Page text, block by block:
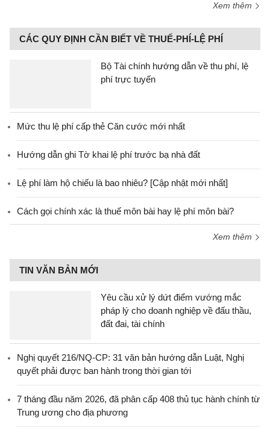
Xem thêm
CÁC QUY ĐỊNH CẦN BIẾT VỀ THUẾ-PHÍ-LỆ PHÍ
Bộ Tài chính hướng dẫn về thu phí, lệ
phí trực tuyến
Mức thu lệ phí cấp thẻ Căn cước mới nhất
Hướng dẫn ghi Tờ khai lệ phí trước bạ nhà đất
Lệ phí làm hộ chiếu là bao nhiêu? [Cập nhật mới nhất]
Cách gọi chính xác là thuế môn bài hay lệ phí môn bài?
Xem thêm
TIN VĂN BẢN MỚI
Yêu cầu xử lý dứt điểm vướng mắc
pháp lý cho doanh nghiệp về đấu thầu,
đất đai, tài chính
Nghị quyết 216/NQ-CP: 31 văn bản hướng dẫn Luật, Nghị
quyết phải được ban hành trong thời gian tới
7 tháng đầu năm 2026, đã phân cấp 408 thủ tục hành chính từ
Trung ương cho địa phương